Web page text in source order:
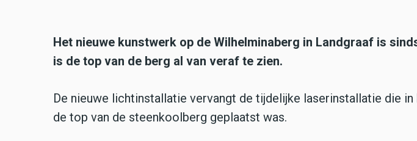
Het nieuwe kunstwerk op de Wilhelminaberg in Landgraaf is
is de top van de berg al van veraf te zien.
De nieuwe lichtinstallatie vervangt de tijdelijke laserinstallatie die
de top van de steenkoolberg geplaatst was.